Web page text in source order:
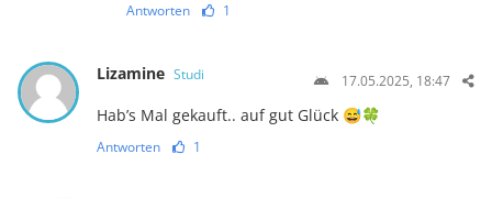
Antworten 1
Lizamine Studi 17.05.2025, 18:47
Hab’s Mal gekauft.. auf gut Glück 😅🍀
Antworten 1